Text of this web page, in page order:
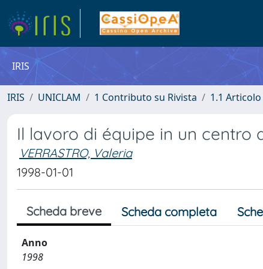
IRIS
IRIS UNICLAM 1 Contributo su Rivista 1.1
Il lavoro di équipe in un centro
VERRASTRO, Valeria
1998-01-01
Scheda breve Scheda completa
Anno
1998